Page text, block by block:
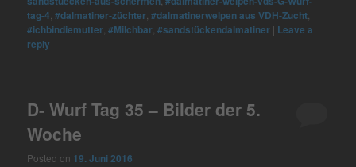
tag-4 ,#dalmatiner-züchter ,#dalmatinerwelpen aus VDH-Zucht
#ichbindiemutter ,#Milchbar ,#sandstückendalmatiner | Leave a
reply
D- Wurf Tag 35 – Bilder der 5.
Woche
Posted on 19. Juni 2016